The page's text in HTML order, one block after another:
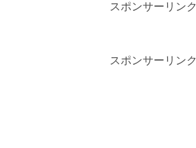
スポンサーリンク
スポンサーリンク